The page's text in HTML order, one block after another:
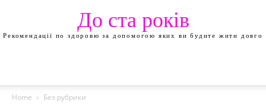
До ста років
Рекомендації по здоровю за допомогою яких ви будите жити довго
Home Без рубрики